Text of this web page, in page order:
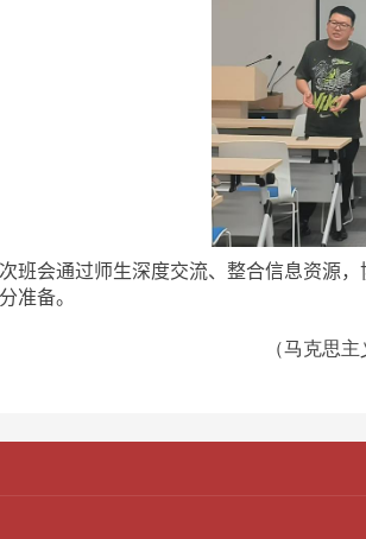
班会通过师生深度交流、整合信息资源
准备。
（马克思